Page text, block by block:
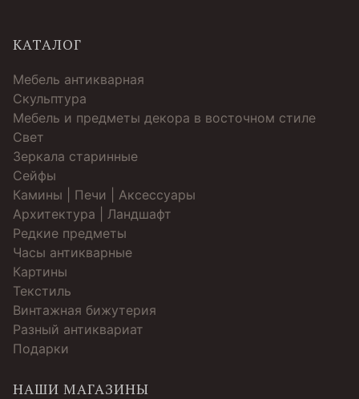
КАТАЛОГ
Мебель антикварная
Скульптура
Мебель и предметы декора в восточном стиле
Свет
Зеркала старинные
Cейфы
Камины | Печи | Аксессуары
Архитектура | Ландшафт
Редкие предметы
Часы антикварные
Картины
Текстиль
Винтажная бижутерия
Разный антиквариат
Подарки
НАШИ МАГАЗИНЫ